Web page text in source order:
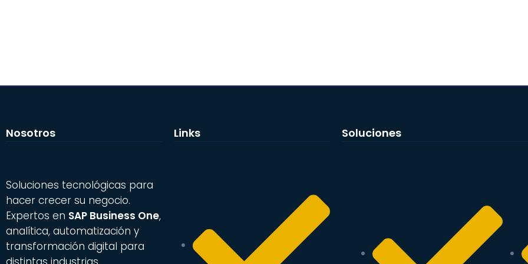
Nosotros
Soluciones tecnológicas para
hacer crecer su negocio.
Expertos en SAP Business One,
analítica, automatización y
transformación digital para
Links Soluciones